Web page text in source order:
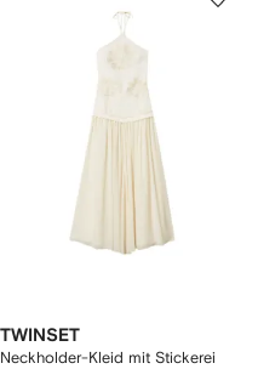
TWINSET
Neckholder-Kleid mit Stickerei